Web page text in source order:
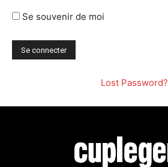
Se souvenir de moi
Lost Password?